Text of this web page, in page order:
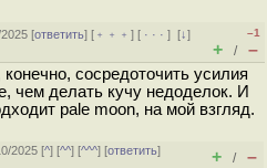
[ответить] [ ﹢﹢﹢] [ · · ·][↓]
–1
+ / –
сосредоточить усилия
чем делать кучу недоделок. И
pale moon, на мой взгляд.
2025 [^] [^^] [^^^] [ответить]
+ / –